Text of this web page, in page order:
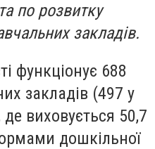
по розвитку
закладів.
функціонує 688
закладів (497 у
де виховується 50,7
дошкільної